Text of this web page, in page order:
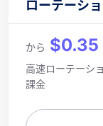
ローテーシ
から $0.35
高速ローテーシ
課金